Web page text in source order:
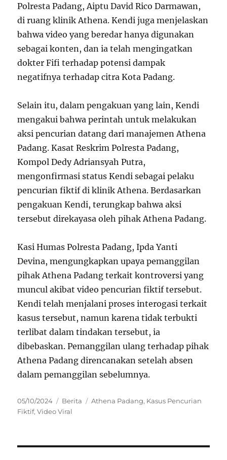
Polresta Padang, Aiptu David Rico Darmawan,
di ruang klinik Athena. Kendi juga menjelaskan
bahwa video yang beredar hanya digunakan
sebagai konten, dan ia telah mengingatkan
dokter Fifi terhadap potensi dampak
negatifnya terhadap citra Kota Padang.
Selain itu, dalam pengakuan yang lain, Kendi
mengakui bahwa perintah untuk melakukan
aksi pencurian datang dari manajemen Athena
Padang. Kasat Reskrim Polresta Padang,
Kompol Dedy Adriansyah Putra,
mengonfirmasi status Kendi sebagai pelaku
pencurian fiktif di klinik Athena. Berdasarkan
pengakuan Kendi, terungkap bahwa aksi
tersebut direkayasa oleh pihak Athena Padang.
Kasi Humas Polresta Padang, Ipda Yanti
Devina, mengungkapkan upaya pemanggilan
pihak Athena Padang terkait kontroversi yang
muncul akibat video pencurian fiktif tersebut.
Kendi telah menjalani proses interogasi terkait
kasus tersebut, namun karena tidak terbukti
terlibat dalam tindakan tersebut, ia
dibebaskan. Pemanggilan ulang terhadap pihak
Athena Padang direncanakan setelah absen
dalam pemanggilan sebelumnya.
Posted
on
05/10/2024 Categories
Berita Tags
Athena Padang, Kasus Pencurian
Fiktif,Video Viral